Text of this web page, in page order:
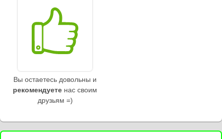
Вы остаетесь довольны и
рекомендуете нас своим
друзьям =)